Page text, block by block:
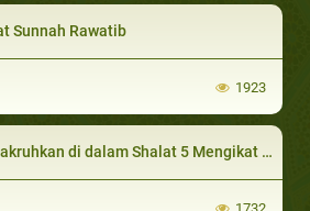
Sunnah Rawatib
1923
di dalam Shalat 5 Mengikat Rambut